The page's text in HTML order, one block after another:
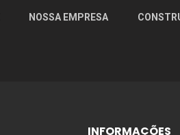
NOSSA EMPRESA
INFORMAÇÕES